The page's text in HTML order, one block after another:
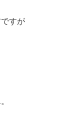
すが